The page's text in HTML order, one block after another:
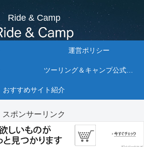
Ride & Camp
運営ポリシー
ツーリング＆キャンプ公式リンクまとめ10選
おすすめサイト紹介
スポンサーリンク